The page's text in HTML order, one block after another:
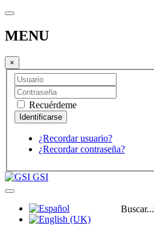
MENU
×
Recuérdeme
¿Recordar usuario?
¿Recordar contraseña?
GSI
Buscar...